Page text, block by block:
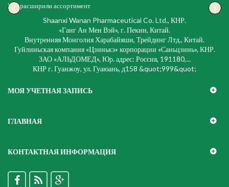
Мы расширили ассортимент
‹ ›
Shaanxi Wanan Pharmaceutical Co. Ltd., КНР.
«Ганг Ан Мен Вэй», г. Пекин, Китай.
Внутренняя Монголия Харабайяши, Трейдинг Лтд., Китай.
Гуйлиньская компания «Цзинькэ» корпорации «Саньцзинь», КНР.
ЗАО «АЛЬДОМЕД», Юр. адрес: Россия, 191180,...
КНР г. Гуанжоу, ул. Гуаюань, д158 &quot;999&quot;
МОЯ УЧЕТНАЯ ЗАПИСЬ
ГЛАВНАЯ
КОНТАКТНАЯ ИНФОРМАЦИЯ